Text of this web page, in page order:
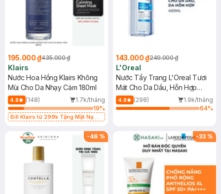
195.000 ₫435.000 ₫
Klairs
Nước Hoa Hồng Klairs Không
Mùi Cho Da Nhạy Cảm 180ml
4.8 (148)
1.7k/tháng
19%
Bill Klairs từ 299k Tặng Mặt Nạ
25ml (SL Có Hạn)
143.000 ₫249.000 ₫
L'Oreal
Nước Tẩy Trang L'Oreal Tươi
Mát Cho Da Dầu, Hỗn Hợp
400ml
4.8 (298)
1.9k/tháng
64%
-46 % -33 %